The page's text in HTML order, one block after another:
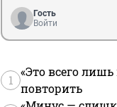
Гость
Войти
1
«Это всего
повторить